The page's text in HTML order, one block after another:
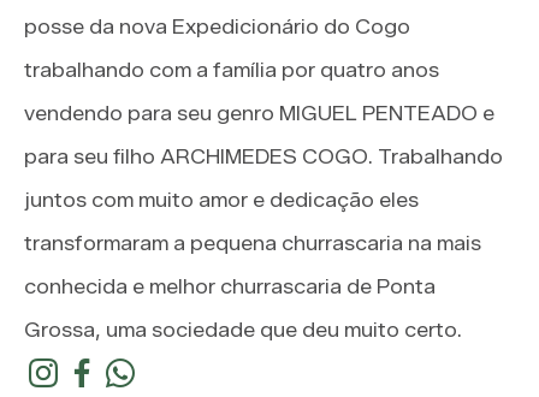
posse da nova Expedicionário do Cogo
trabalhando com a família por quatro anos
vendendo para seu genro MIGUEL PENTEADO e
para seu filho ARCHIMEDES COGO. Trabalhando
juntos com muito amor e dedicação eles
transformaram a pequena churrascaria na mais
conhecida e melhor churrascaria de Ponta
Grossa, uma sociedade que deu muito certo.